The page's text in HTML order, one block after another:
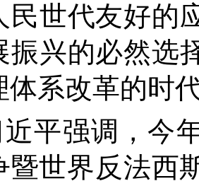
民世代友好的
振兴的必然选
体系改革的时
近平强调，今
暨世界反法西